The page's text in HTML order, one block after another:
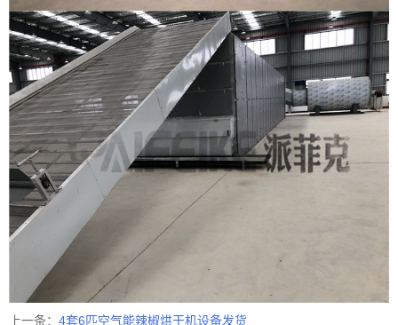
上一条： 4套6匹空气能辣椒烘干机设备发货